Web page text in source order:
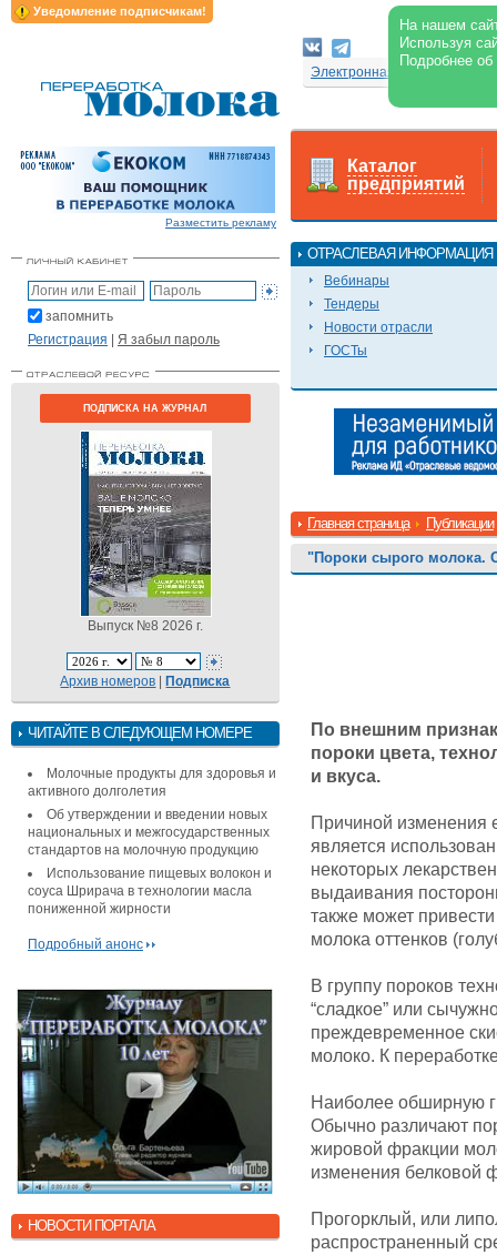
Уведомление подписчикам!
На нашем
Используя
Подробнее
Электронная версия
Разместить рекламу
запомнить
Регистрация | Я забыл пароль
ПОДПИСКА НА ЖУРНАЛ
Выпуск №8 2026 г.
Архив номеров |Подписка
ЧИТАЙТЕ В СЛЕДУЮЩЕМ НОМЕРЕ
Молочные продукты для здоровья и
активного долголетия
Об утверждении и введении новых
национальных и межгосударственных
стандартов на молочную продукцию
Использование пищевых волокон и
соуса Шрирача в технологии масла
пониженной жирности
Подробный анонс
НОВОСТИ ПОРТАЛА
Каталог
предприятий
ОТРАСЛЕВАЯ ИНФОРМАЦИЯ
Вебинары
Тендеры
Новости отрасли
ГОСТы
Главная страница Публикации
"Пороки сырого молока.
По внешним
пороки цвета,
и вкуса.
Причиной изменения
является
некоторых
выдаивания
также может
молока оттенков
В группу пороков
“сладкое” или
преждевременное
молоко. К
Наиболее обширную
Обычно различают
жировой фракции
изменения белковой
Прогорклый, или
распространенный